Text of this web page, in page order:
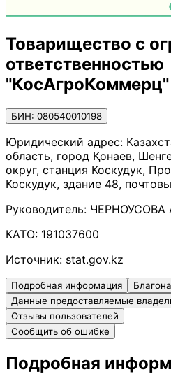
Товарищество с
ответственностью
"КосАгроКоммерц"
БИН: 080540010198
Юридический адрес:
область, город Қонаев,
округ, станция Коскудук,
Коскудук, здание 48,
Руководитель: ЧЕРНОУСОВА
КАТО: 191037600
Источник: stat.gov.kz
Подробная информация
Данные предоставляемые
Отзывы пользователей
Сообщить об ошибке
Подробная